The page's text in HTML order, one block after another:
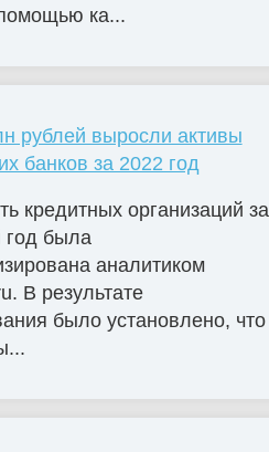
ка...
рублей выросли активы
банков за 2022 год
кредитных организаций за
была
аналитиком
В результате
было установлено, что